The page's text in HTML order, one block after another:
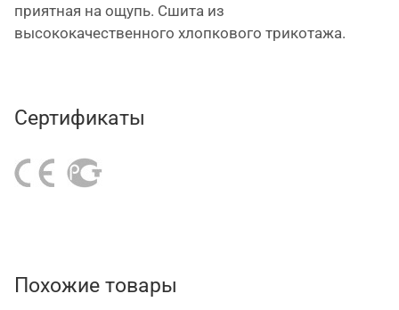
приятная на ощупь. Сшита из
высококачественного хлопкового трикотажа.
Сертификаты
Похожие товары